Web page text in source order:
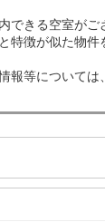
できる空室がご
特徴が似た物
報等については